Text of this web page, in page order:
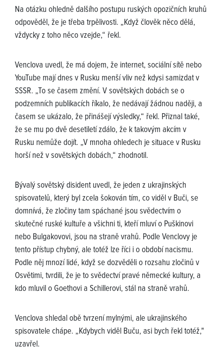
Na otázku ohledně dalšího postupu ruských opozičních kruhů
odpověděl, že je třeba trpělivosti. „Když člověk něco dělá,
vždycky z toho něco vzejde,“ řekl.
Venclova uvedl, že má dojem, že internet, sociální sítě nebo
YouTube mají dnes v Rusku menší vliv než kdysi samizdat v
SSSR. „To se časem změní. V sovětských dobách se o
podzemních publikacích říkalo, že nedávají žádnou naději, a
časem se ukázalo, že přinášejí výsledky,“ řekl. Přiznal také,
že se mu po dvě desetiletí zdálo, že k takovým akcím v
Rusku nemůže dojít. „V mnoha ohledech je situace v Rusku
horší než v sovětských dobách,“ zhodnotil.
Bývalý sovětský disident uvedl, že jeden z ukrajinských
spisovatelů, který byl zcela šokován tím, co viděl v Buči, se
domnívá, že zločiny tam spáchané jsou svědectvím o
skutečné ruské kultuře a všichni ti, kteří mluví o Puškinovi
nebo Bulgakovovi, jsou na straně vrahů. Podle Venclovy je
tento přístup chybný, ale totéž lze říci i o období nacismu.
Podle něj mnozí lidé, když se dozvěděli o rozsahu zločinů v
Osvětimi, tvrdili, že je to svědectví pravé německé kultury, a
kdo mluvil o Goethovi a Schillerovi, stál na straně vrahů.
Venclova shledal obě tvrzení mylnými, ale ukrajinského
spisovatele chápe. „Kdybych viděl Buču, asi bych řekl totéž,"
uzavřel.